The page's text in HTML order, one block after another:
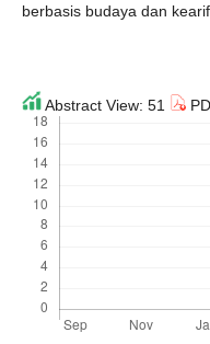
berbasis budaya dan
Abstract View: 51